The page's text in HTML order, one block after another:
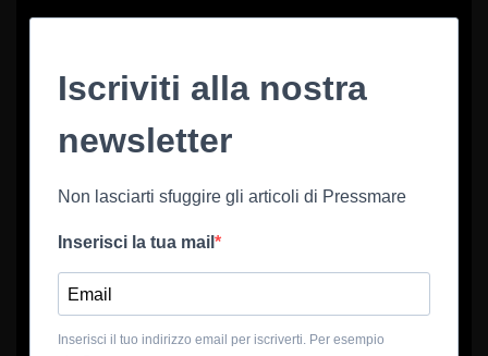
Iscriviti alla nostra
newsletter
Non lasciarti sfuggire gli articoli di Pressmare
Inserisci la tua mail
Inserisci il tuo indirizzo email per iscriverti. Per esempio